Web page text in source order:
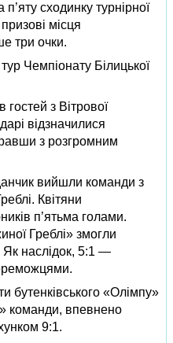
сходинку турнірної
місця
три очки.
Чемпіонату Білицької
з Вітрової
відзначилися
з розгромним
вийшли команди з
Квітяни
п’ятьма голами.
Греблі» змогли
Як наслідок, 5:1 —
бутенківського «Олімпу»
команди, впевнено
9:1.